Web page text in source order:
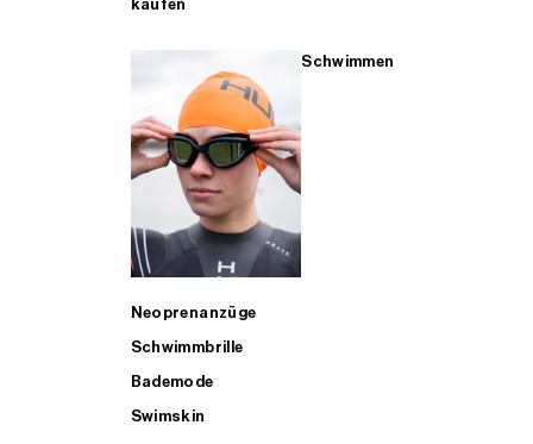
kaufen
Schwimmen
Neoprenanzüge
Schwimmbrille
Bademode
Swimskin